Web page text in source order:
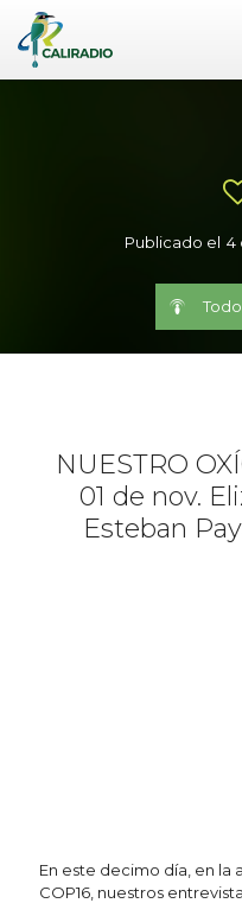
Publicado el 4
NUESTRO
01 de nov.
Esteban
En este decimo día, en la
COP16, nuestros